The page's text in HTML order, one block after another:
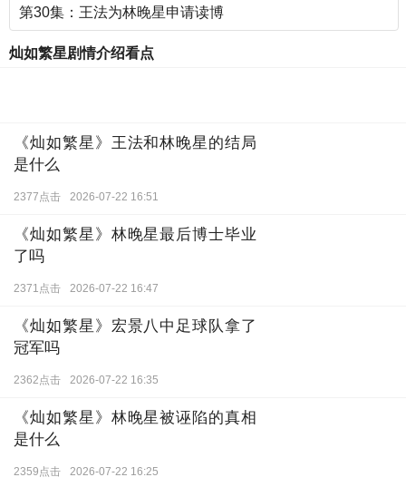
第30集：王法为林晚星申请读博
灿如繁星剧情介绍看点
《灿如繁星》王法和林晚星的结局
是什么
2377点击 2026-07-22 16:51
《灿如繁星》林晚星最后博士毕业
了吗
2371点击 2026-07-22 16:47
《灿如繁星》宏景八中足球队拿了
冠军吗
2362点击 2026-07-22 16:35
《灿如繁星》林晚星被诬陷的真相
是什么
2359点击 2026-07-22 16:25